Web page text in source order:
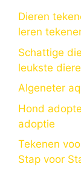
Dieren
leren
Schattige
leukste
Algeneter
Hond
adoptie
Tekenen
Stap voor